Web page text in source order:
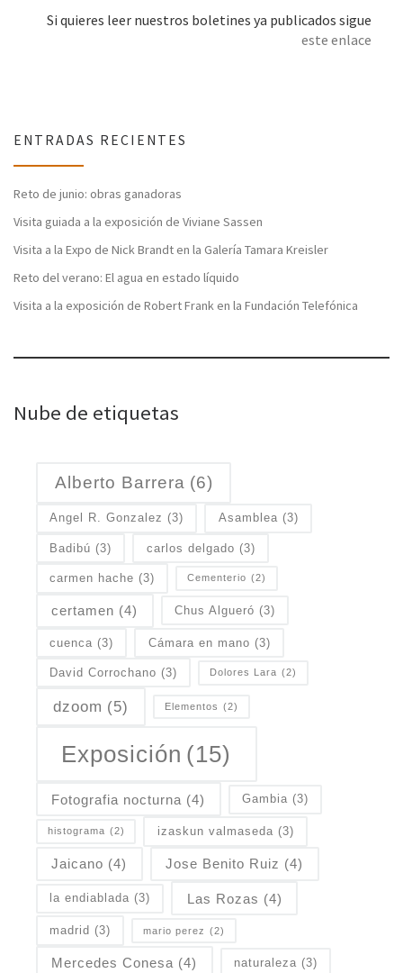
Si quieres leer nuestros boletines ya publicados sigue
este enlace
ENTRADAS RECIENTES
Reto de junio: obras ganadoras
Visita guiada a la exposición de Viviane Sassen
Visita a la Expo de Nick Brandt en la Galería Tamara Kreisler
Reto del verano: El agua en estado líquido
Visita a la exposición de Robert Frank en la Fundación Telefónica
Nube de etiquetas
Alberto Barrera (6)
Angel R. Gonzalez (3) Asamblea (3)
Badibú (3) carlos delgado (3)
carmen hache (3) Cementerio (2)
certamen (4) Chus Algueró (3)
cuenca (3) Cámara en mano (3)
David Corrochano (3) Dolores Lara (2)
dzoom (5) Elementos (2)
Exposición (15)
Fotografia nocturna (4) Gambia (3)
histograma (2) izaskun valmaseda (3)
Jaicano (4) Jose Benito Ruiz (4)
la endiablada (3) Las Rozas (4)
madrid (3) mario perez (2)
Mercedes Conesa (4) naturaleza (3)